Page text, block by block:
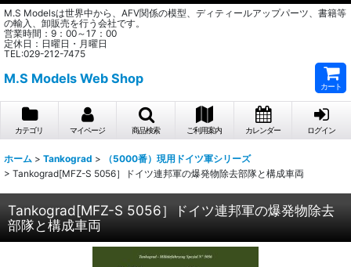
M.S Modelsは世界中から、AFV関係の模型、ディティールアップパーツ、書籍等
の輸入、卸販売を行う会社です。
営業時間：9：00～17：00
定休日：日曜日・月曜日
TEL:029-212-7475
M.S Models Web Shop
カート
カテゴリ マイページ 商品検索 ご利用案内 カレンダー ログイン
ホーム > Tankograd >
（5000番）現用ドイツ軍シリーズ
> Tankograd[MFZ-S 5056］ドイツ連邦軍の爆発物除去部隊と構成車両
Tankograd[MFZ-S 5056］ドイツ連邦軍の爆発物除去
部隊と構成車両